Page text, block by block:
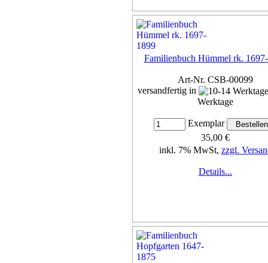
Familienbuch Hümmel rk.
Art-Nr. CSB-00099
versandfertig in
Werktage
Exemplar
35,00 €
inkl. 7% MwSt, zzgl.
Details...